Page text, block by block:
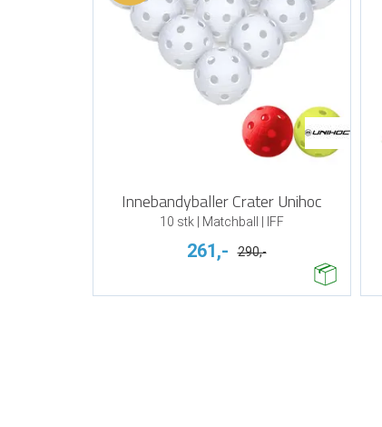
Innebandyballer Crater Unihoc
10 stk | Matchball | IFF
261,- 290,-